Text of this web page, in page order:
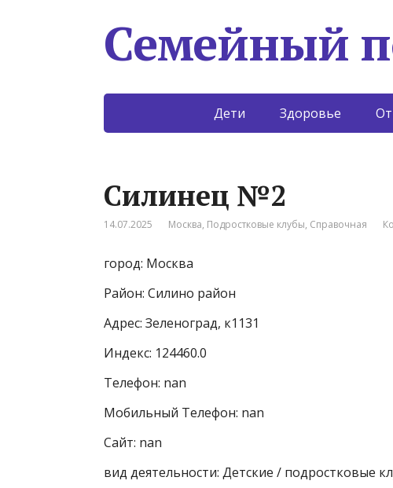
Семейный
Дети Здоровье
Силинец №2
14.07.2025 Москва, Подростковые клубы, Справочная
город: Москва
Район: Силино район
Адрес: Зеленоград, к1131
Индекс: 124460.0
Телефон: nan
Мобильный Телефон: nan
Сайт: nan
вид деятельности: Детские / подростковые